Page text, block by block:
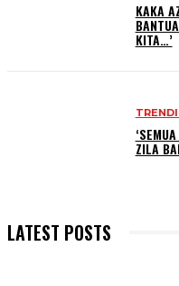
KAKA
KITA…’
ZILA
LATEST POSTS